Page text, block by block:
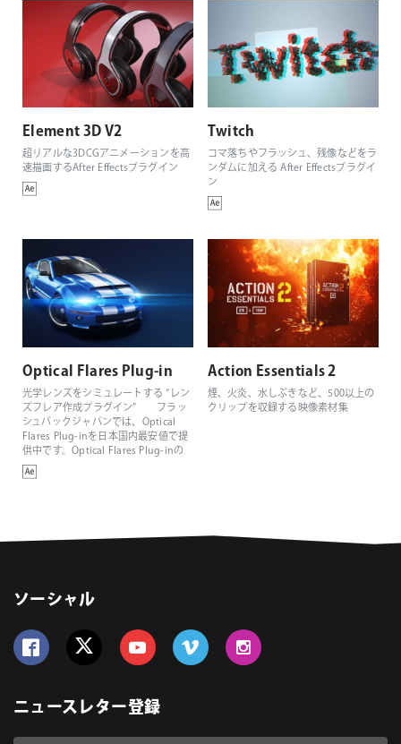
Element 3D V2
超リアルな3DCGアニメーションを高
速描画するAfter Effectsプラグイン
Twitch
コマ落ちやフラッシュ、残像などをラ
ンダムに加える After Effectsプラグイ
ン
Optical Flares Plug-in
光学レンズをシミュレートする “レン
ズフレア作成プラグイン” フラッ
シュバックジャパンでは、Optical
Flares Plug-inを日本国内最安値で提
供中です。Optical Flares Plug-inの
新規ライセンスは22,880円(税込)で
す。
Action Essentials 2
煙、火炎、水しぶきなど、500以上の
クリップを収録する映像素材集
ソーシャル
ニュースレター登録